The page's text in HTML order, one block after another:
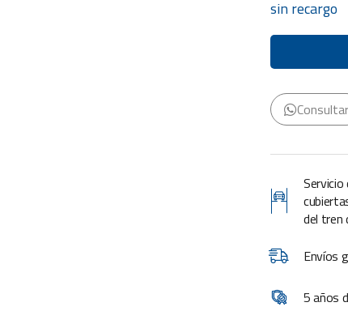
U$S
243,00.
U$S
194,00.
sin recargo
Consultar
del tren
Envíos
5 años